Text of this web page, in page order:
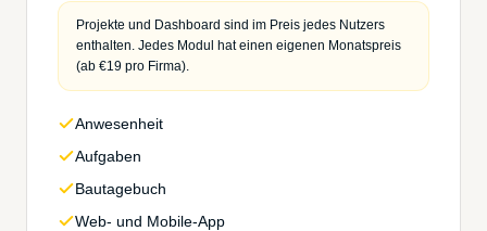
Projekte und Dashboard sind im Preis jedes Nutzers
enthalten. Jedes Modul hat einen eigenen Monatspreis
(ab €19 pro Firma).
Anwesenheit
Aufgaben
Bautagebuch
Web- und Mobile-App